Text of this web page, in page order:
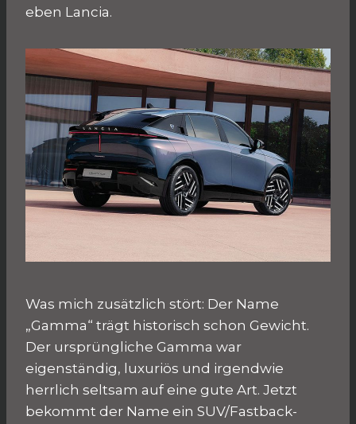
eben Lancia.
Was mich zusätzlich stört: Der Name
„Gamma“ trägt historisch schon Gewicht.
Der ursprüngliche Gamma war
eigenständig, luxuriös und irgendwie
herrlich seltsam auf eine gute Art. Jetzt
bekommt der Name ein SUV/Fastback-